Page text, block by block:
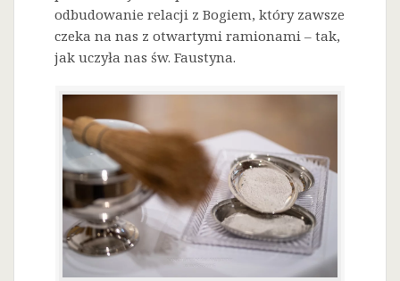
odbudowanie relacji z Bogiem, który zawsze
czeka na nas z otwartymi ramionami – tak,
jak uczyła nas św. Faustyna.